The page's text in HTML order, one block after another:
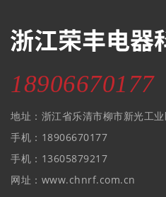
18906670177
地址：浙江省乐清市柳市新光工业
手机：18906670177
手机：13605879217
网址：www.chnrf.com.cn